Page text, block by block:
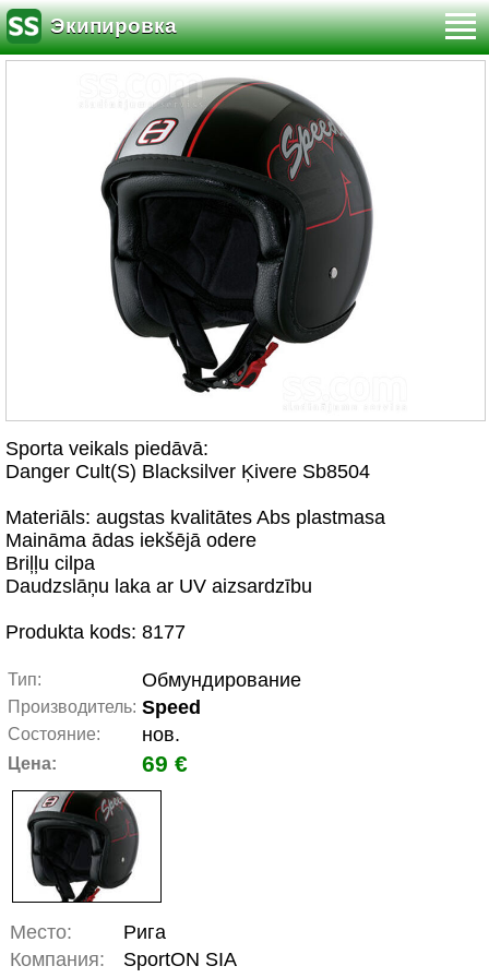
Экипировка
Sporta veikals piedāvā:
Danger Cult(S) Blacksilver Ķivere Sb8504
Materiāls: augstas kvalitātes Abs plastmasa
Maināma ādas iekšējā odere
Briļļu cilpa
Daudzslāņu laka ar UV aizsardzību
Produkta kods: 8177
Тип: Обмундирование
Производитель: Speed
Состояние: нов.
Цена: 69 €
Место:
Рига
Компания:
SportON SIA